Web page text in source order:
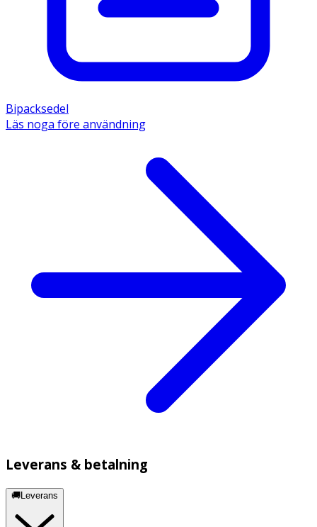
Bipacksedel
Läs noga före användning
Leverans & betalning
🚚Leverans